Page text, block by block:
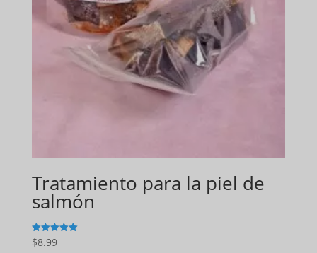
Tratamiento para la piel de
salmón
5
de 5
$8.99